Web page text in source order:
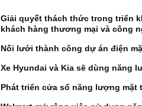
Giải quyết thách thức trong triển
khách hàng thương mại và công
Nối lưới thành công dự án điện
Xe Hyundai và Kia sẽ dùng năng
Phát triển cửa sổ năng lượng mặt